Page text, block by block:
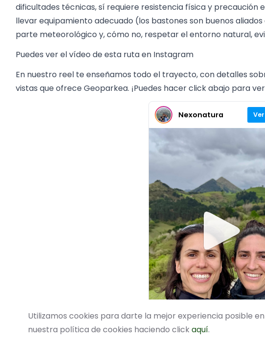
dificultades técnicas, sí requiere resistencia física y precaución
llevar equipamiento adecuado (los bastones son buenos
parte meteorológico y, cómo no, respetar el entorno natural,
Puedes ver el vídeo de esta ruta en Instagram
En nuestro reel te enseñamos todo el trayecto, con detalles
vistas que ofrece Geoparkea. ¡Puedes hacer click abajo para
Nexonatura
Utilizamos cookies para darte la mejor experiencia posible
nuestra política de cookies haciendo clickaquí.